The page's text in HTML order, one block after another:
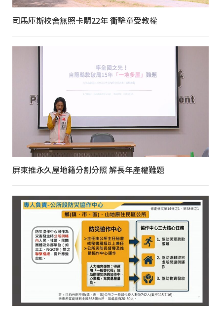
司馬庫斯校舍無照卡關22年 衝擊童受教權
屏東推永久屋地籍分割分照 解長年產權難題